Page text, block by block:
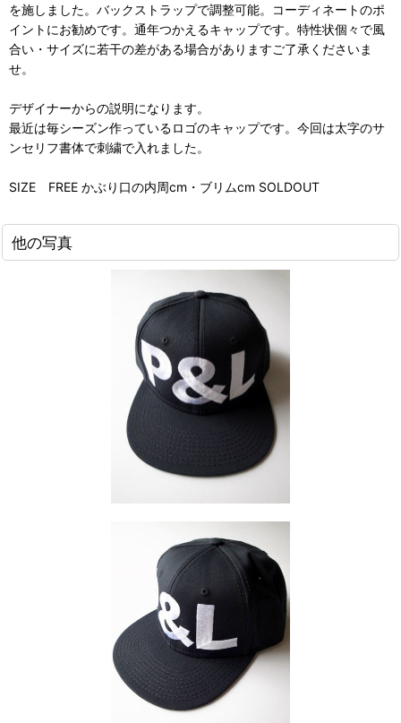
を施しました。バックストラップで調整可能。コーディネートのポ
イントにお勧めです。通年つかえるキャップです。特性状個々で風
合い・サイズに若干の差がある場合がありますご了承くださいま
せ。
デザイナーからの説明になります。
最近は毎シーズン作っているロゴのキャップです。今回は太字のサ
ンセリフ書体で刺繍で入れました。
SIZE FREE かぶり口の内周cm・ブリムcm SOLDOUT
他の写真